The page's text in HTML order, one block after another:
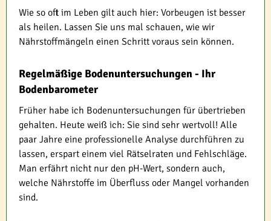
Wie so oft im Leben gilt auch hier: Vorbeugen ist besser
als heilen. Lassen Sie uns mal schauen, wie wir
Nährstoffmängeln einen Schritt voraus sein können.
Regelmäßige Bodenuntersuchungen - Ihr
Bodenbarometer
Früher habe ich Bodenuntersuchungen für übertrieben
gehalten. Heute weiß ich: Sie sind sehr wertvoll! Alle
paar Jahre eine professionelle Analyse durchführen zu
lassen, erspart einem viel Rätselraten und Fehlschläge.
Man erfährt nicht nur den pH-Wert, sondern auch,
welche Nährstoffe im Überfluss oder Mangel vorhanden
sind.